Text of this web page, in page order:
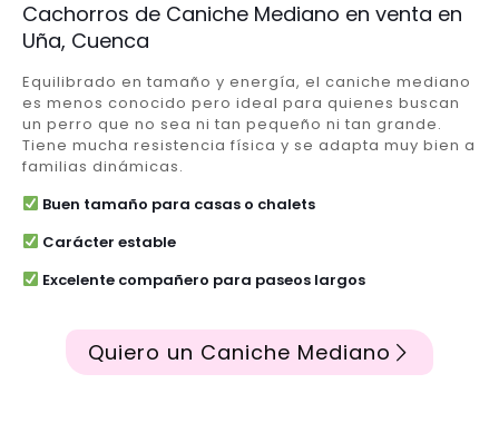
Cachorros de Caniche Mediano en venta en
Uña, Cuenca
Equilibrado en tamaño y energía, el caniche mediano
es menos conocido pero ideal para quienes buscan
un perro que no sea ni tan pequeño ni tan grande.
Tiene mucha resistencia física y se adapta muy bien a
familias dinámicas.
Buen tamaño para casas o chalets
Carácter estable
Excelente compañero para paseos largos
Quiero un Caniche Mediano